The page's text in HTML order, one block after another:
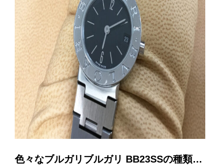
色々なブルガリブルガリ BB23SSの種類について…